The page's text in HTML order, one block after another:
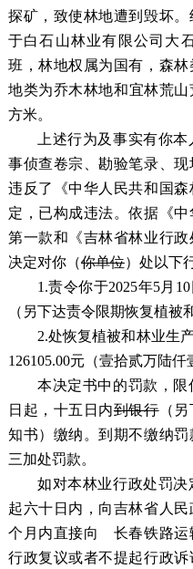
探矿，致使林地遭到毁坏
于白石山林业有限公司大
班，林地权属为国有，森
地类为乔木林地和宜林荒
方米。
上述行为及事实有你
事侦查卷宗、勘验笔录、现
违反了
《中华人民共和国
定，已构成违法。依据 《
第一款和《吉林省林业行
决定对你（你单位）处以下
1.责令你于2025年5月
（另下达责令限期恢复植被
2.处恢复植被和林业生
126105.00元（壹拾贰万陆仟
本决定书中的罚款，限
日起，十五日内到银行（另
知书）缴纳。到期不缴纳
三加处罚款。
如对本林业行政处罚决
起六十日内，向吉林省人
个月内直接向 长春铁路
行政复议或者不提起行政